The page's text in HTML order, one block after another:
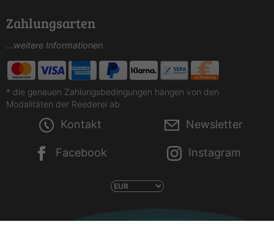
Zahlungsarten
...weitere Informationen
* die genauen Zahlungsbedingungen hängen von den
Modalitäten der Reederei ab
Kontakt Newsletter
Facebook Instagram